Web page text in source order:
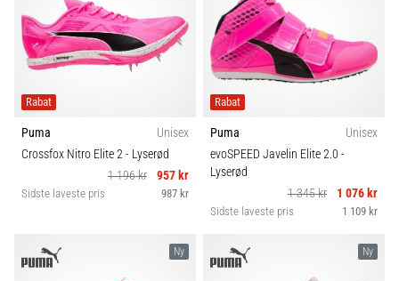
Rabat
Puma
Unisex
Crossfox Nitro Elite 2- Lyserød
1 196 kr
957 kr
Sidste laveste pris 987 kr
Rabat
Puma
Unisex
evoSPEED Javelin Elite 2.0 -
Lyserød
1 345 kr
1 076 kr
Sidste laveste pris 1 109 kr
Ny Ny